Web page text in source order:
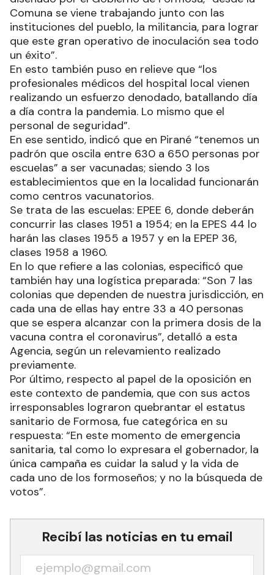
Comuna se viene trabajando junto con las
instituciones del pueblo, la militancia, para lograr
que este gran operativo de inoculación sea todo
un éxito”.
En esto también puso en relieve que “los
profesionales médicos del hospital local vienen
realizando un esfuerzo denodado, batallando día
a día contra la pandemia. Lo mismo que el
personal de seguridad”.
En ese sentido, indicó que en Pirané “tenemos un
padrón que oscila entre 630 a 650 personas por
escuelas” a ser vacunadas; siendo 3 los
establecimientos que en la localidad funcionarán
como centros vacunatorios.
Se trata de las escuelas: EPEE 6, donde deberán
concurrir las clases 1951 a 1954; en la EPES 44 lo
harán las clases 1955 a 1957 y en la EPEP 36,
clases 1958 a 1960.
En lo que refiere a las colonias, especificó que
también hay una logística preparada: “Son 7 las
colonias que dependen de nuestra jurisdicción, en
cada una de ellas hay entre 33 a 40 personas
que se espera alcanzar con la primera dosis de la
vacuna contra el coronavirus”, detalló a esta
Agencia, según un relevamiento realizado
previamente.
Por último, respecto al papel de la oposición en
este contexto de pandemia, que con sus actos
irresponsables lograron quebrantar el estatus
sanitario de Formosa, fue categórica en su
respuesta: “En este momento de emergencia
sanitaria, tal como lo expresara el gobernador, la
única campaña es cuidar la salud y la vida de
cada uno de los formoseños; y no la búsqueda de
votos”.
Recibí las noticias en tu email